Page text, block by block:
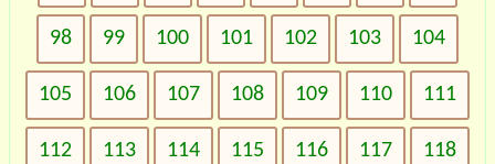
98 99 100 101 102 103 104
105 106 107 108 109 110 111
112 113 114 115 116 117 118